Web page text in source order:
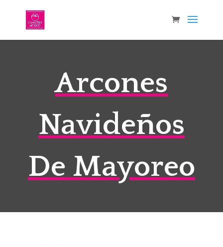
Arcones
Navideños
De Mayoreo